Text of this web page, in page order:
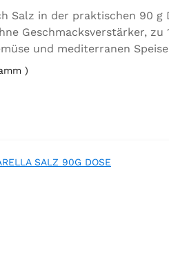
Salz in der praktischen
Geschmacksverstärker,
und mediterranen
Lorbeer, Rosmarin,
)